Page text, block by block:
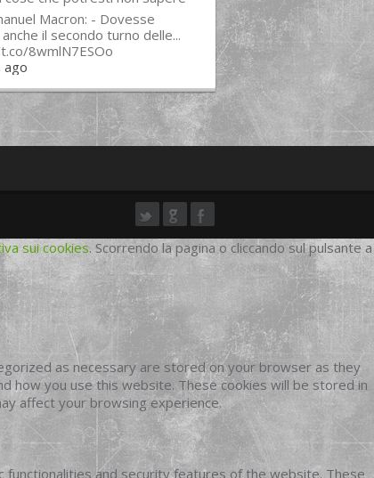
Macron: - Dovesse
il secondo turno delle...
8wmlN7ESOo
ago
sui cookies. Scorrendo la pagina o cliccando sul pulsante a
as necessary are stored on your browser as they
how you use this website. These cookies will be stored in
affect your browsing experience.
and security features of the website. These